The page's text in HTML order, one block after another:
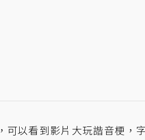
可以看到影片大玩諧音梗，